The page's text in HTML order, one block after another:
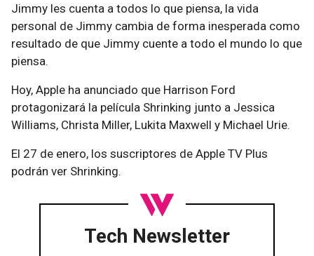
Jimmy les cuenta a todos lo que piensa, la vida
personal de Jimmy cambia de forma inesperada como
resultado de que Jimmy cuente a todo el mundo lo que
piensa.
Hoy, Apple ha anunciado que Harrison Ford
protagonizará la película Shrinking junto a Jessica
Williams, Christa Miller, Lukita Maxwell y Michael Urie.
El 27 de enero, los suscriptores de Apple TV Plus
podrán ver Shrinking.
Tech Newsletter